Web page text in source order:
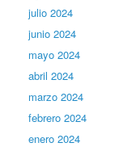
julio 2024
junio 2024
mayo 2024
abril 2024
marzo 2024
febrero 2024
enero 2024